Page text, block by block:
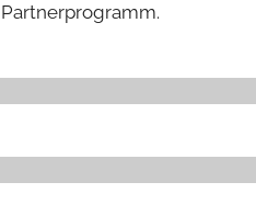
Partnerprogramm.